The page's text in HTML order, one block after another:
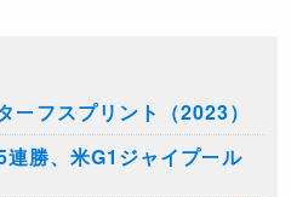
ーフスプリント（2023）
勝、米G1ジャイプール